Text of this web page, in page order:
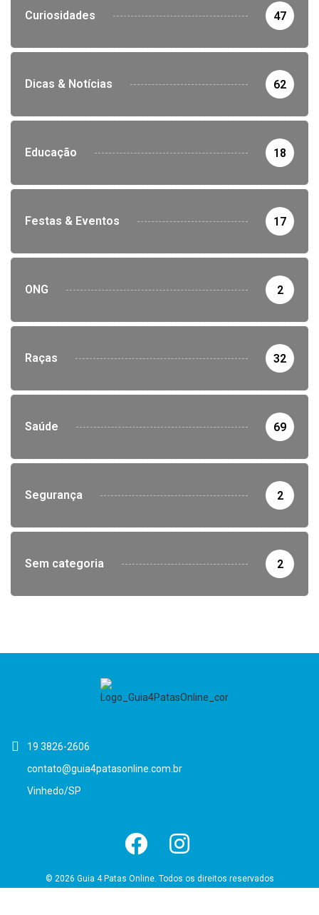
Curiosidades 47
Dicas & Notícias 62
Educação 18
Festas & Eventos 17
ONG 2
Raças 32
Saúde 69
Segurança 2
Sem categoria 2
19 3826-2606
contato@guia4patasonline.com.br
Vinhedo/SP
© 2026 Guia 4 Patas Online. Todos os direitos reservados